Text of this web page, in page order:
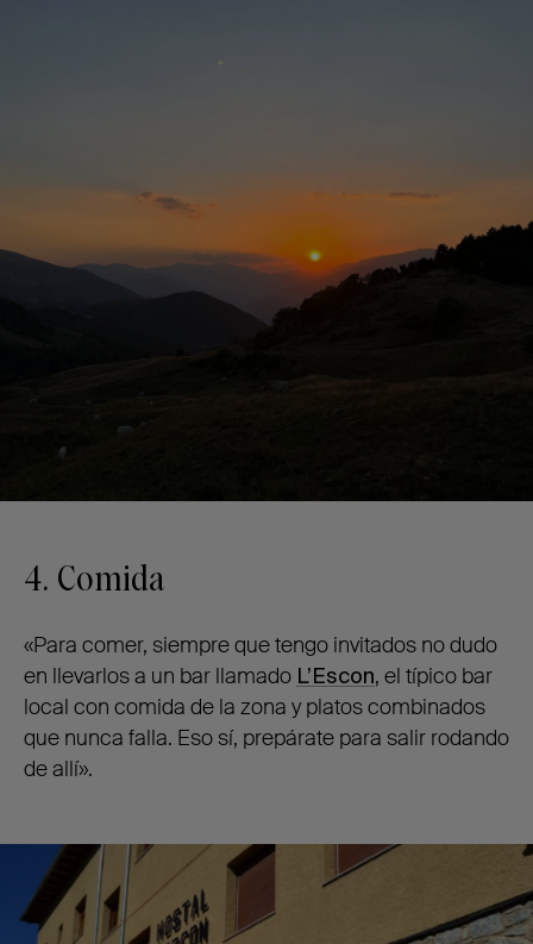
4. Comida
«Para comer, siempre que tengo invitados no dudo
en llevarlos a un bar llamado L’Escon, el típico bar
local con comida de la zona y platos combinados
que nunca falla. Eso sí, prepárate para salir rodando
de allí».